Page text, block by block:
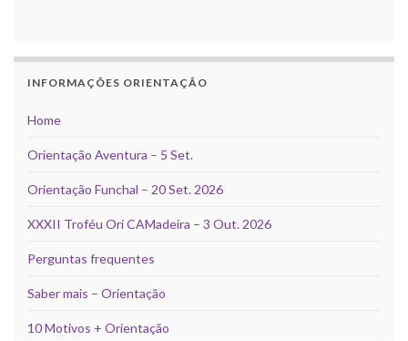
INFORMAÇÕES ORIENTAÇÃO
Home
Orientação Aventura – 5 Set.
Orientação Funchal – 20 Set. 2026
XXXII Troféu Ori CAMadeira – 3 Out. 2026
Perguntas frequentes
Saber mais – Orientação
10 Motivos + Orientação